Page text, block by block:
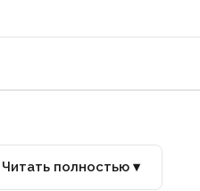
Читать полностью ▾